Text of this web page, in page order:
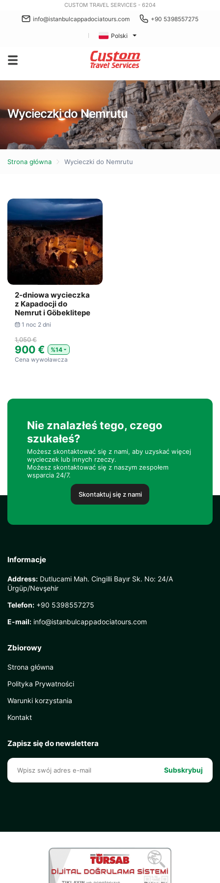
CUSTOM TRAVEL SERVICES - 6204
info@istanbulcappadociatours.com +90 5398557275
Polski
Wycieczki do Nemrutu
Strona główna Wycieczki do Nemrutu
2-dniowa wycieczka
z Kapadocji do
Nemrut i Göbeklitepe
1 noc 2 dni
1,050 €
900 €
%14
Cena wywoławcza
Nie znalazłeś tego, czego
szukałeś?
Możesz skontaktować się z nami, aby uzyskać więcej
wycieczek lub innych rzeczy.
Możesz skontaktować się z naszym zespołem
wsparcia 24/7.
Skontaktuj się z nami
Informacje
Address: Dutlucami Mah. Cingilli Bayır Sk. No: 24/A
Ürgüp/Nevşehir
Telefon: +90 5398557275
E-mail: info@istanbulcappadociatours.com
Zbiorowy
Strona główna
Polityka Prywatności
Warunki korzystania
Kontakt
Zapisz się do newslettera
Subskrybuj